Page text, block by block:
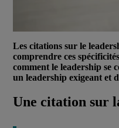
Les citations sur le
comprendre ces
comment le leadership se
un leadership exigeant et
Une citation sur